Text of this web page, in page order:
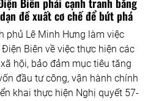
Biên phải cạnh tranh bằng
đề xuất cơ chế để bứt phá
phủ Lê Minh Hưng làm việc
Biên về việc thực hiện các
hội, bảo đảm mục tiêu tăng
đầu tư công, vận hành chính
khai thực hiện Nghị quyết 57-